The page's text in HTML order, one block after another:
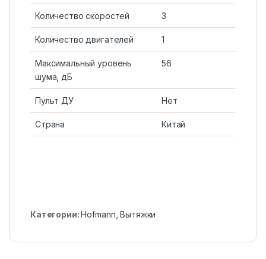
Количество скоростей 3
Количество двигателей 1
Максимальный уровень
шума, дБ
56
Пульт ДУ Нет
Страна Китай
Категории:Hofmann ,Вытяжки